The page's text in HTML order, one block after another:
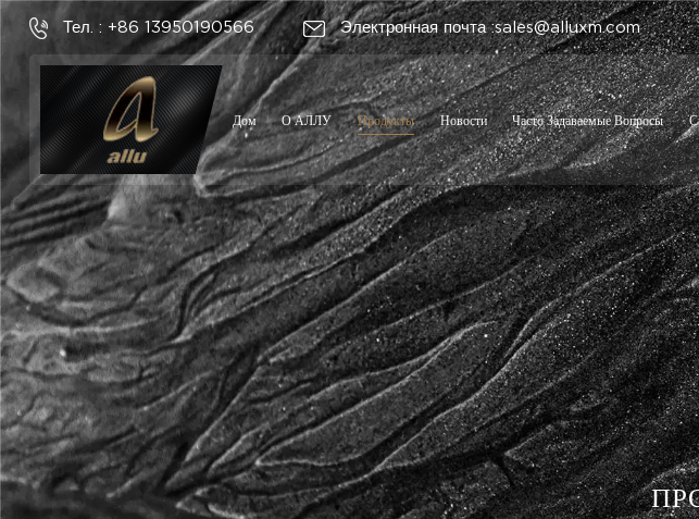
Тел. : +86 13950190566 Электронная почта :sales@alluxm.com
Дом О АЛЛУ Продукты Новости Часто Задаваемые Вопросы